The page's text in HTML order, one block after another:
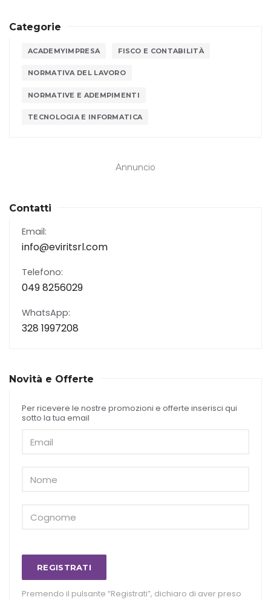
Categorie
ACADEMYIMPRESA FISCO E CONTABILITÀ
NORMATIVA DEL LAVORO
NORMATIVE E ADEMPIMENTI
TECNOLOGIA E INFORMATICA
Annuncio
Contatti
Email:
info@eviritsrl.com
Telefono:
049 8256029
WhatsApp:
328 1997208
Novità e Offerte
Per ricevere le nostre promozioni e offerte inserisci qui
sotto la tua email
REGISTRATI
Premendo il pulsante “Registrati”, dichiaro di aver preso